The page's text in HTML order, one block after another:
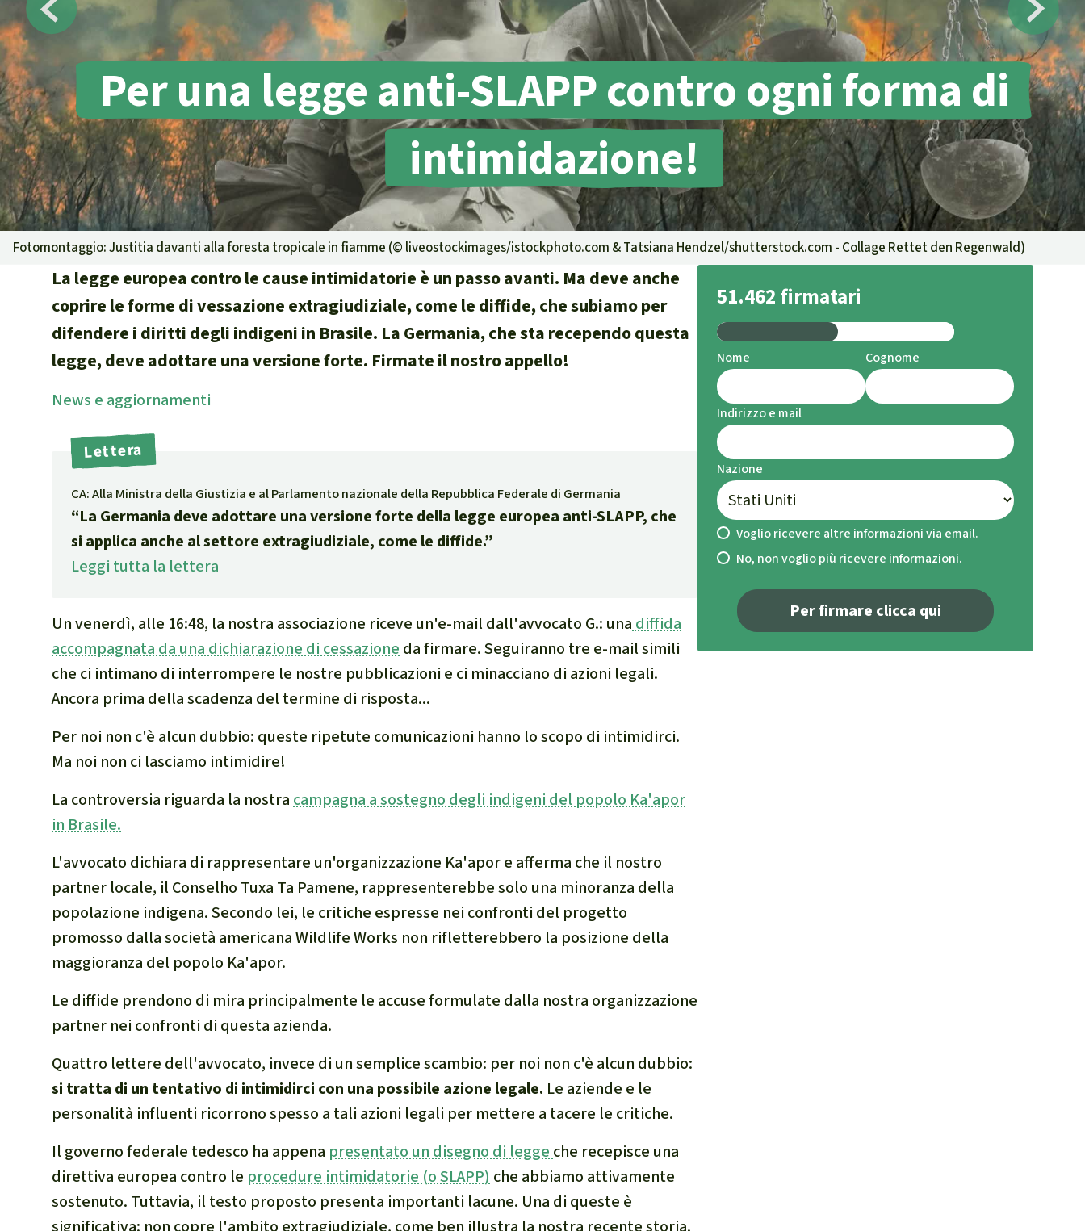
Landgrabbing
Difensori e Difensore
MDL
Soia
Chimalapas
Incendi
Domande e risposte
Alluminio
Criminalità ambientale,
narcotraffico e territori indigeni in
Amazzonia
Problemi della certificazione
Yasuní
Chaco
Domande e risposte
Commercio e traffico
CPLI
Nestlé
Pandemia e ambientalismo
contrastare gli incendi
forestali
Contribuisci
Fotomontaggio: Justitia davanti alla foresta tropicale in fiamme (© liveostockimages/istockphoto.com & Tatsiana Hendzel/shutterstock.com - Collage Rettet den Regenwald)
Per una legge anti-SLAPP contro ogni forma di
intimidazione!
La legge europea contro le cause intimidatorie è un passo avanti. Ma deve anche
coprire le forme di vessazione extragiudiziale, come le diffide, che subiamo per
difendere i diritti degli indigeni in Brasile. La Germania, che sta recependo questa
legge, deve adottare una versione forte. Firmate il nostro appello!
News e aggior­namenti
Lettera
CA: Alla Ministra della Giustizia e al Parlamento nazionale della Repubblica Federale di Germania
“La Germania deve adottare una versione forte della legge europea anti-SLAPP, che
si applica anche al settore extragiudiziale, come le diffide.”
Leggi tutta la lettera
Un venerdì, alle 16:48, la nostra associazione riceve un'e-mail dall'avvocato G.: una diffida
accompagnata da una dichiarazione di cessazione da firmare. Seguiranno tre e-mail simili
che ci intimano di interrompere le nostre pubblicazioni e ci minacciano di azioni legali.
Ancora prima della scadenza del termine di risposta...
Per noi non c'è alcun dubbio: queste ripetute comunicazioni hanno lo scopo di intimidirci.
Ma noi non ci lasciamo intimidire!
La controversia riguarda la nostra campagna a sostegno degli indigeni del popolo Ka'apor
in Brasile.
L'avvocato dichiara di rappresentare un'organizzazione Ka'apor e afferma che il nostro
partner locale, il Conselho Tuxa Ta Pamene, rappresenterebbe solo una minoranza della
popolazione indigena. Secondo lei, le critiche espresse nei confronti del progetto
promosso dalla società americana Wildlife Works non rifletterebbero la posizione della
maggioranza del popolo Ka'apor.
Le diffide prendono di mira principalmente le accuse formulate dalla nostra organizzazione
partner nei confronti di questa azienda.
Quattro lettere dell'avvocato, invece di un semplice scambio: per noi non c'è alcun dubbio:
si tratta di un tentativo di intimidirci con una possibile azione legale. Le aziende e le
personalità influenti ricorrono spesso a tali azioni legali per mettere a tacere le critiche.
Il governo federale tedesco ha appena presentato un disegno di legge che recepisce una
direttiva europea contro le procedure intimidatorie (o SLAPP) che abbiamo attivamente
sostenuto. Tuttavia, il testo proposto presenta importanti lacune. Una di queste è
significativa: non copre l'ambito extragiudiziale, come ben illustra la nostra recente storia.
51.462 firmatari
Nome Cognome
Indirizzo e mail
Nazione
Voglio ricevere altre informazioni via email.
No, non voglio più ricevere informazioni.
Per firmare clicca qui